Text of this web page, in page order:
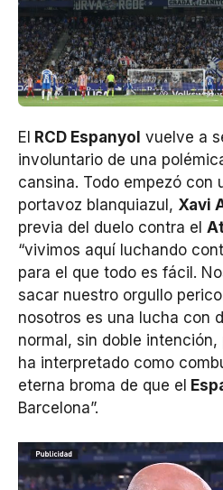
El RCD Espanyol vuelve a
involuntario de una
cansina. Todo empezó con
portavoz blanquiazul, Xavi
previa del duelo contra el
“vivimos aquí luchando
para el que todo es fácil.
sacar nuestro orgullo
nosotros es una lucha con
normal, sin doble
ha interpretado como
eterna broma de que el
Barcelona”.
Reproductor
de